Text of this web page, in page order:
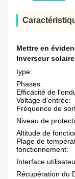
Mettre en
Inverseur
type:
Phases:
Efficacité de
Voltage d'entrée:
Fréquence de
Niveau de
Altitude de
Plage de
fonctionnement:
Interface
Récupération du